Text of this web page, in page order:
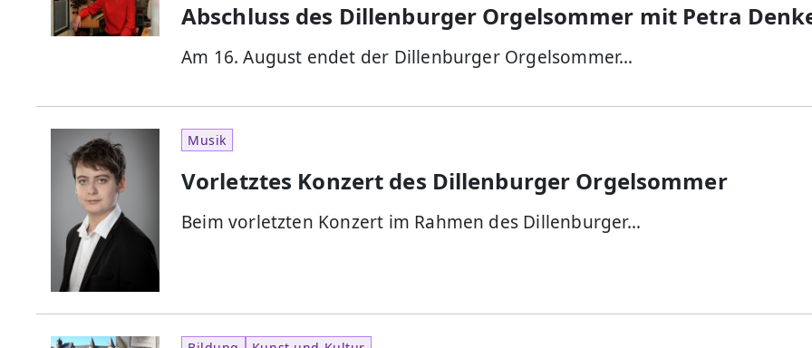
Abschluss des Dillenburger Orgelsommer mit Petra
Am 16. August endet der Dillenburger Orgelsommer…
Musik
Vorletztes Konzert des Dillenburger Orgelsommer
Beim vorletzten Konzert im Rahmen des Dillenburger…